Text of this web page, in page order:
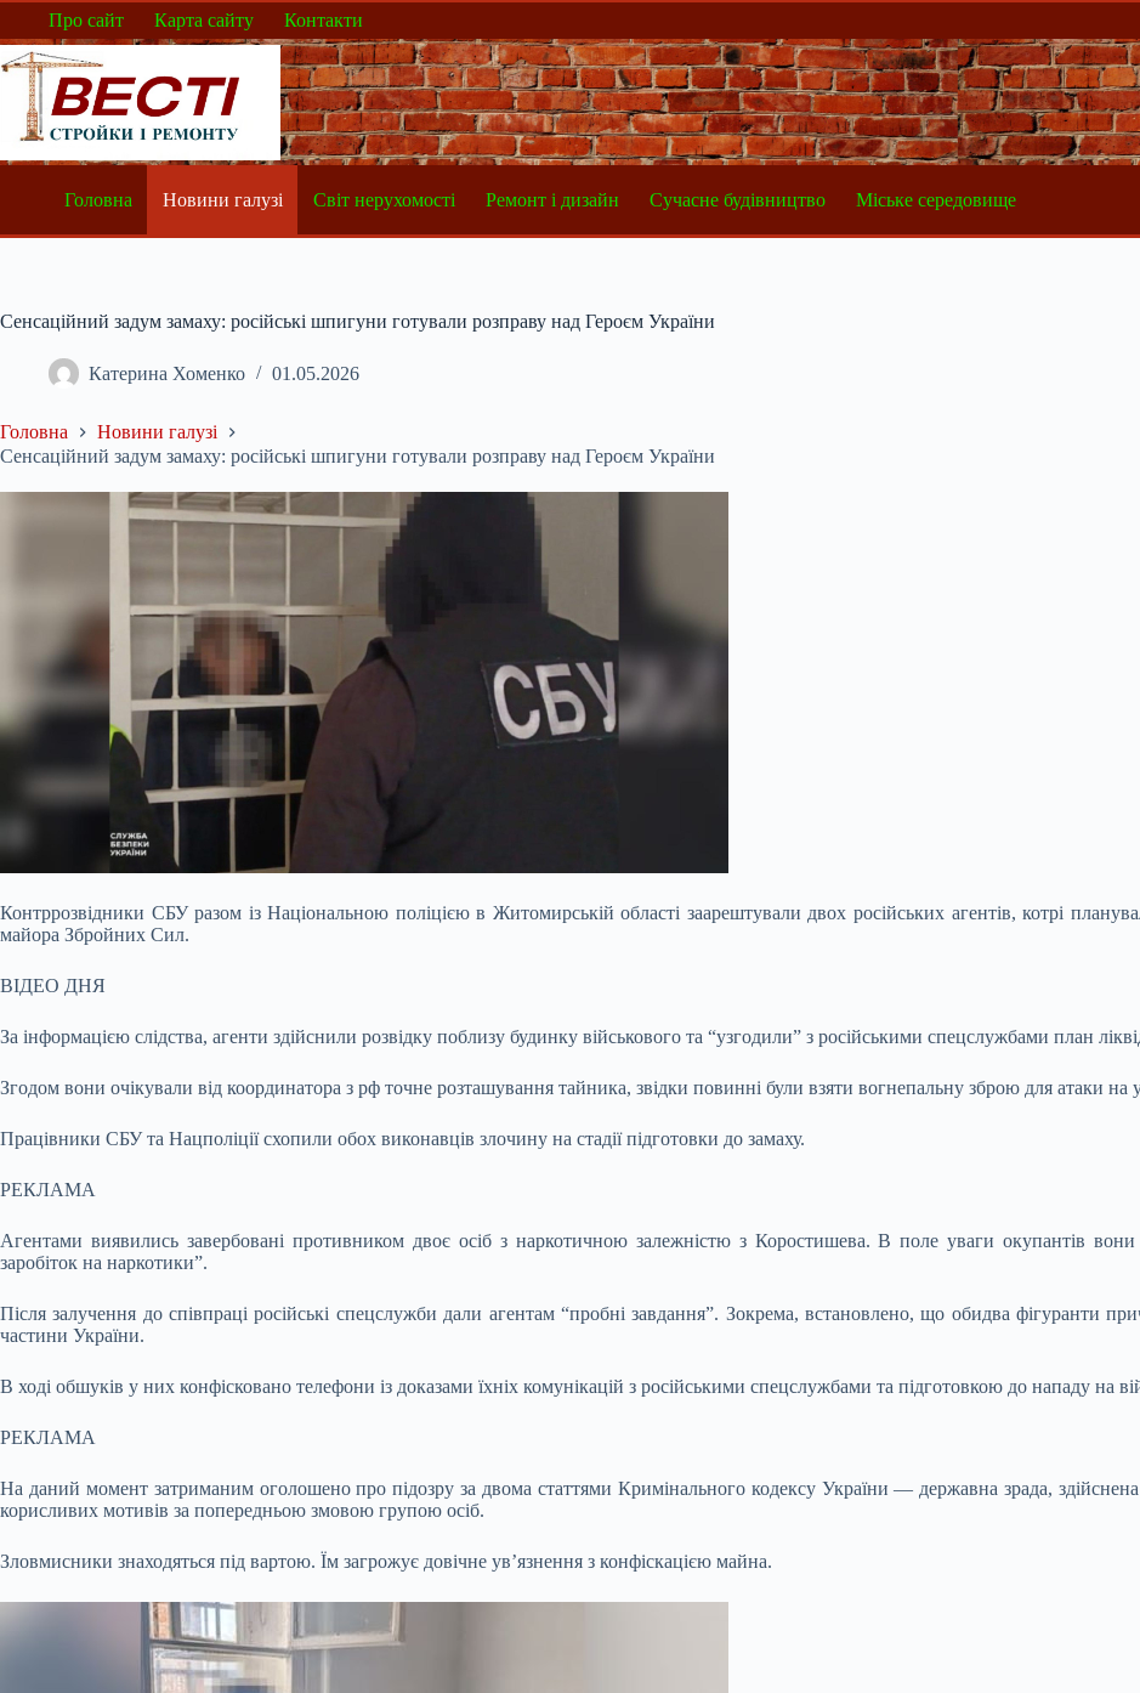
Перейти
вмісту
Про сайт Карта сайту Контакти
Головна Новини галузі Світ нерухомості Ремонт і дизайн Сучасне будівництво Міське середовище
Сенсаційний задум замаху: російські шпигуни готували розправу над Героєм України
Катерина Хоменко 01.05.2026
Головна
Новини галузі
Сенсаційний задум замаху: російські шпигуни готували розправу над Героєм України
Контррозвідники СБУ разом із Національною поліцією в Житомирській області заарештували двох російських агентів, котрі
майора Збройних Сил.
ВІДЕО ДНЯ
За інформацією слідства, агенти здійснили розвідку поблизу будинку військового та “узгодили” з російськими спецслужбами план
Згодом вони очікували від координатора з рф точне розташування тайника, звідки повинні були взяти вогнепальну зброю для атаки на
Працівники СБУ та Нацполіції схопили обох виконавців злочину на стадії підготовки до замаху.
РЕКЛАМА
Агентами виявились завербовані противником двоє осіб з наркотичною залежністю з Коростишева. В поле уваги окупантів
заробіток на наркотики”.
Після залучення до співпраці російські спецслужби дали агентам “пробні завдання”. Зокрема, встановлено, що обидва фігуранти
частини України.
В ході обшуків у них конфісковано телефони із доказами їхніх комунікацій з російськими спецслужбами та підготовкою до нападу на
РЕКЛАМА
На даний момент затриманим оголошено про підозру за двома статтями Кримінального кодексу України — державна зрада,
корисливих мотивів за попередньою змовою групою осіб.
Зловмисники знаходяться під вартою. Їм загрожує довічне ув’язнення з конфіскацією майна.